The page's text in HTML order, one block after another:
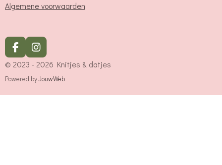
Algemene voorwaarden
F
a
c
e
o
I
n
s
t
g
© 2023 - 2026 Knitjes & datjes
Powered byJouwWeb